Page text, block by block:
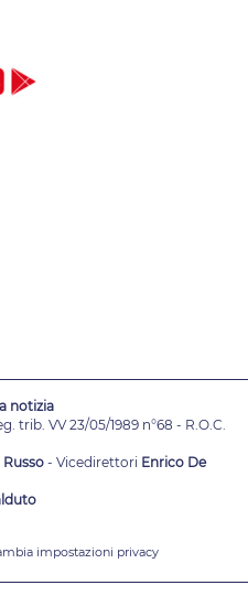
notizia
trib. VV 23/05/1989 n°68 - R.O.C.
- Vicedirettori Enrico De
impostazioni privacy